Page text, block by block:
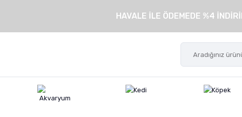
HAVALE İLE ÖDEMEDE %4